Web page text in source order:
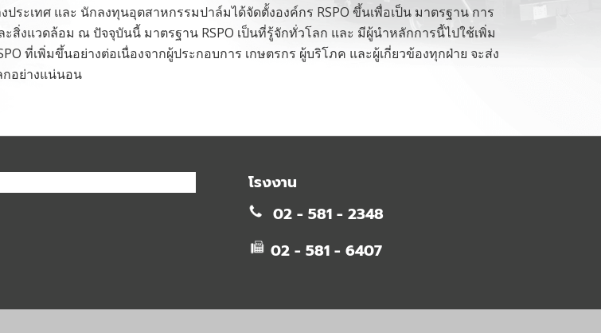
ะเทศ และ นักลงทุนอุตสาหกรรมปาล์มได้จัดตั้งองค์กร RSPO ขึ้นเพื่อเป็น มาตรฐาน การ
งแวดล้อม ณ ปัจจุบันนี้ มาตรฐาน RSPO เป็นที่รู้จักทั่วโลก และ มีผู้นำหลักการนี้ไปใช้เพิ่ม
ที่เพิ่มขึ้นอย่างต่อเนื่องจากผู้ประกอบการ เกษตรกร ผู้บริโภค และผู้เกี่ยวข้องทุกฝ่าย จะส่ง
กอย่างแน่นอน
โรงงาน
02 - 581 - 2348
02 - 581 - 6407